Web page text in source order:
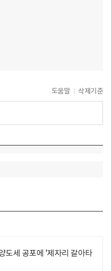
도움말 삭제기준
도세 공포에 '제자리 갈아타